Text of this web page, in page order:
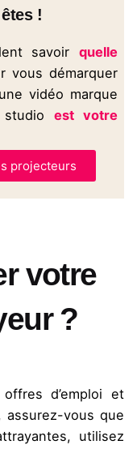
!
savoir quelle
vous démarquer
vidéo marque
est votre
projecteurs
votre
?
d’emploi et
assurez-vous que
utilisez